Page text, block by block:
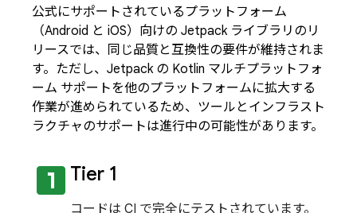
公式にサポートされているプラットフォーム
（Android と iOS）向けの Jetpack ライブラリのリ
リースでは、同じ品質と互換性の要件が維持されま
す。ただし、Jetpack の Kotlin マルチプラットフォ
ーム サポートを他のプラットフォームに拡大する
作業が進められているため、ツールとインフラスト
ラクチャのサポートは進行中の可能性があります。
looks_one Tier 1
コードは CI で完全にテストされています。